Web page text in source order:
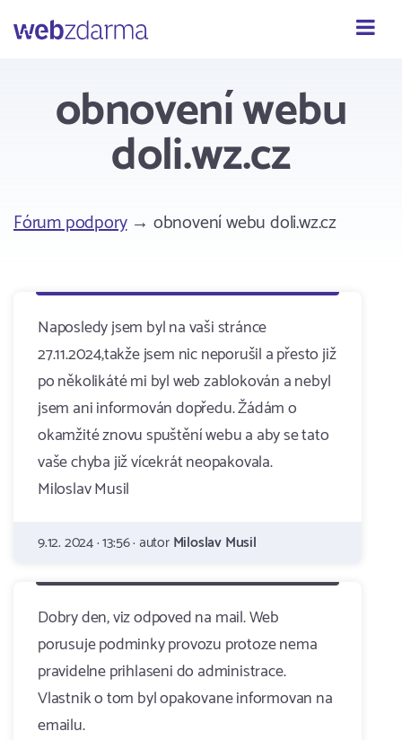
Webzdarma
obnovení webu
doli.wz.cz
Fórum podpory→ obnovení webu doli.wz.cz
Naposledy jsem byl na vaši stránce
27.11.2024,takže jsem nic neporušil a přesto již
po několikáté mi byl web zablokován a nebyl
jsem ani informován dopředu. Žádám o
okamžité znovu spuštění webu a aby se tato
vaše chyba již vícekrát neopakovala.
Miloslav Musil
9.12. 2024 · 13:56 · autorMiloslav Musil
Dobry den, viz odpoved na mail. Web
porusuje podminky provozu protoze nema
pravidelne prihlaseni do administrace.
Vlastnik o tom byl opakovane informovan na
emailu.